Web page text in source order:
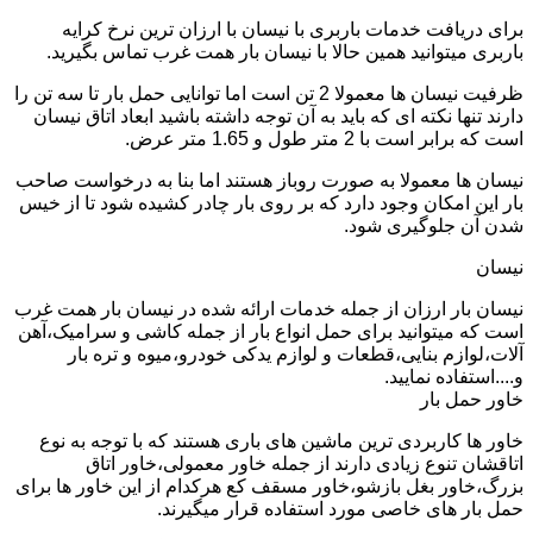
برای دریافت خدمات باربری با نیسان با ارزان ترین نرخ کرایه
باربری میتوانید همین حالا با نیسان بار همت غرب تماس بگیرید.
ظرفیت نیسان ها معمولا 2 تن است اما توانایی حمل بار تا سه تن را
دارند تنها نکته ای که باید به آن توجه داشته باشید ابعاد اتاق نیسان
است که برابر است با 2 متر طول و 1.65 متر عرض.
نیسان ها معمولا به صورت روباز هستند اما بنا به درخواست صاحب
بار این امکان وجود دارد که بر روی بار چادر کشیده شود تا از خیس
شدن آن جلوگیری شود.
نیسان
نیسان بار ارزان از جمله خدمات ارائه شده در نیسان بار همت غرب
است که میتوانید برای حمل انواع بار از جمله کاشی و سرامیک،آهن
آلات،لوازم بنایی،قطعات و لوازم یدکی خودرو،میوه و تره بار
و....استفاده نمایید.
خاور حمل بار
خاور ها کاربردی ترین ماشین های باری هستند که با توجه به نوع
اتاقشان تنوع زیادی دارند از جمله خاور معمولی،خاور اتاق
بزرگ،خاور بغل بازشو،خاور مسقف کع هرکدام از این خاور ها برای
حمل بار های خاصی مورد استفاده قرار میگیرند.